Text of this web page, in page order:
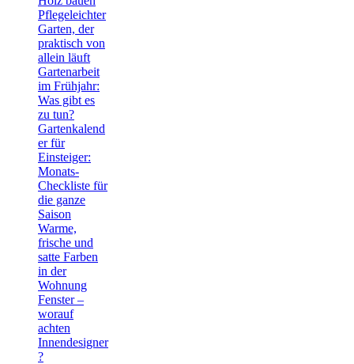
Pflegeleichter
Garten, der
praktisch von
allein läuft
Gartenarbeit
im Frühjahr:
Was gibt es
zu tun?
Gartenkalend
er für
Einsteiger:
Monats-
Checkliste für
die ganze
Saison
Warme,
frische und
satte Farben
in der
Wohnung
Fenster –
worauf
achten
Innendesigner
?